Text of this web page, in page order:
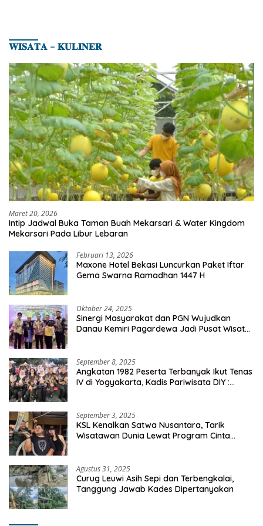
𝐖𝐈𝐒𝐀𝐓𝐀 – 𝐊𝐔𝐋𝐈𝐍𝐄𝐑
Maret 20, 2026
Intip Jadwal Buka Taman Buah Mekarsari & Water Kingdom
Mekarsari Pada Libur Lebaran
Februari 13, 2026
Maxone Hotel Bekasi Luncurkan Paket Iftar
Gema Swarna Ramadhan 1447 H
Oktober 24, 2025
Sinergi Masyarakat dan PGN Wujudkan
Danau Kemiri Pagardewa Jadi Pusat Wisata
September 8, 2025
Angkatan 1982 Peserta Terbanyak Ikut Tenas
IV di Yogyakarta, Kadis Pariwisata DIY :
September 3, 2025
KSL Kenalkan Satwa Nusantara, Tarik
Wisatawan Dunia Lewat Program Cinta
Agustus 31, 2025
Curug Leuwi Asih Sepi dan Terbengkalai,
Tanggung Jawab Kades Dipertanyakan